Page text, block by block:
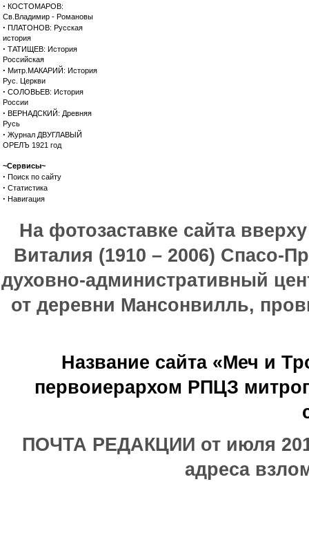
· КОСТОМАРОВ:
Св.Владимир - Романовы
· ПЛАТОНОВ: Русская
история
· ТАТИЩЕВ: История
Российская
· Митр.МАКАРИЙ: История
Рус. Церкви
· СОЛОВЬЕВ: История
России
· ВЕРНАДСКИЙ: Древняя
Русь
· Журнал ДВУГЛАВЫЙ
ОРЕЛЪ 1921 год
~Сервисы~
· Поиск по сайту
· Статистика
· Навигация
На фотозаставке сайта
Виталия (1910 – 2006) Спасо-
духовно-административный
от деревни Мансонвилль,
Название сайта «Меч и
первоиерархом РПЦЗ
ПОЧТА РЕДАКЦИИ от июля
адреса